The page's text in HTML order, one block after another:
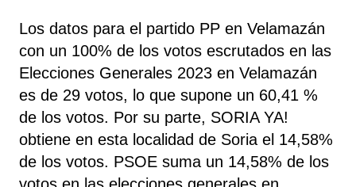
Los datos para el partido PP en Velamazán
con un 100% de los votos escrutados en las
Elecciones Generales 2023 en Velamazán
es de 29 votos, lo que supone un 60,41 %
de los votos. Por su parte, SORIA YA!
obtiene en esta localidad de Soria el 14,58%
de los votos. PSOE suma un 14,58% de los
votos en las elecciones generales en